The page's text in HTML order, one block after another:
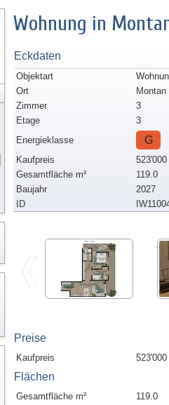
Wohnung in
Eckdaten
Objektart
Ort
Montan
Zimmer
3
Etage
3
Energieklasse
G
Kaufpreis
523'000
Gesamtfläche m²
119.0
Baujahr
2027
ID
Preise
Kaufpreis 523'000
Flächen
Gesamtfläche m²
119.0